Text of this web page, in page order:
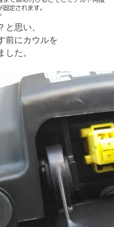
思い、
前にカウルを
た。